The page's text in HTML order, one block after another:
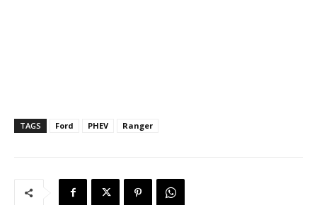
TAGS Ford PHEV Ranger